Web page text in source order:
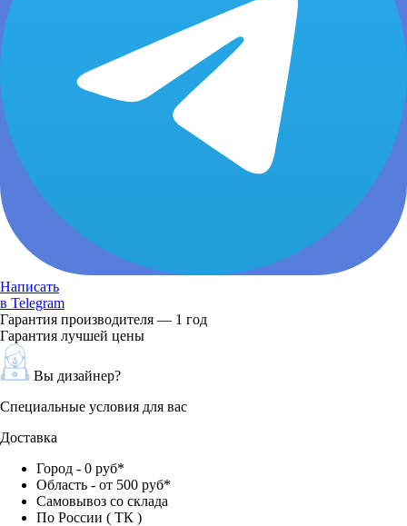
Написать
в Telegram
Гарантия производителя — 1 год
Гарантия лучшей цены
Вы дизайнер?
Специальные условия для вас
Доставка
Город - 0 руб*
Область - от 500 руб*
Самовывоз со склада
По России ( ТК )